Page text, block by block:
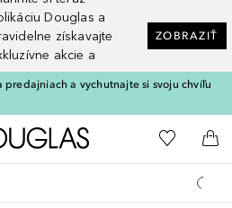
Douglas a
získavajte
akcie a
ZOBRAZIŤ
a vychutnajte si svoju chvíľu
Domov Do môjho
Do